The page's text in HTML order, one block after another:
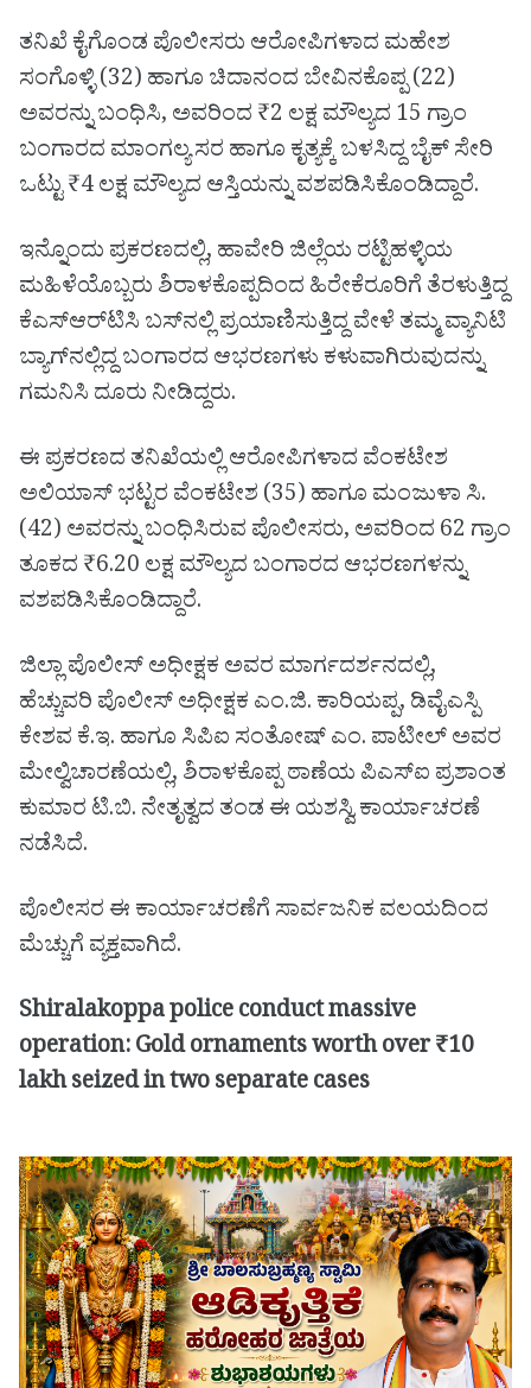
ತನಿಖೆ ಕೈಗೊಂಡ ಪೊಲೀಸರು ಆರೋಪಿಗಳಾದ ಮಹೇಶ
ಸಂಗೊಳ್ಳಿ (32) ಹಾಗೂ ಚಿದಾನಂದ ಬೇವಿನಕೊಪ್ಪ (22)
ಅವರನ್ನು ಬಂಧಿಸಿ, ಅವರಿಂದ ₹2 ಲಕ್ಷ ಮೌಲ್ಯದ 15 ಗ್ರಾಂ
ಬಂಗಾರದ ಮಾಂಗಲ್ಯ ಸರ ಹಾಗೂ ಕೃತ್ಯಕ್ಕೆ ಬಳಸಿದ್ದ ಬೈಕ್ ಸೇರಿ
ಒಟ್ಟು ₹4 ಲಕ್ಷ ಮೌಲ್ಯದ ಆಸ್ತಿಯನ್ನು ವಶಪಡಿಸಿಕೊಂಡಿದ್ದಾರೆ.
ಇನ್ನೊಂದು ಪ್ರಕರಣದಲ್ಲಿ, ಹಾವೇರಿ ಜಿಲ್ಲೆಯ ರಟ್ಟಿಹಳ್ಳಿಯ
ಮಹಿಳೆಯೊಬ್ಬರು ಶಿರಾಳಕೊಪ್ಪದಿಂದ ಹಿರೇಕೆರೂರಿಗೆ ತೆರಳುತ್ತಿದ್ದ
ಕೆಎಸ್‌ಆರ್‌ಟಿಸಿ ಬಸ್‌ನಲ್ಲಿ ಪ್ರಯಾಣಿಸುತ್ತಿದ್ದ ವೇಳೆ ತಮ್ಮ ವ್ಯಾನಿಟಿ
ಬ್ಯಾಗ್‌ನಲ್ಲಿದ್ದ ಬಂಗಾರದ ಆಭರಣಗಳು ಕಳುವಾಗಿರುವುದನ್ನು
ಗಮನಿಸಿ ದೂರು ನೀಡಿದ್ದರು.
ಈ ಪ್ರಕರಣದ ತನಿಖೆಯಲ್ಲಿ ಆರೋಪಿಗಳಾದ ವೆಂಕಟೇಶ
ಅಲಿಯಾಸ್ ಭಟ್ಟರ ವೆಂಕಟೇಶ (35) ಹಾಗೂ ಮಂಜುಳಾ ಸಿ.
(42) ಅವರನ್ನು ಬಂಧಿಸಿರುವ ಪೊಲೀಸರು, ಅವರಿಂದ 62 ಗ್ರಾಂ
ತೂಕದ ₹6.20 ಲಕ್ಷ ಮೌಲ್ಯದ ಬಂಗಾರದ ಆಭರಣಗಳನ್ನು
ವಶಪಡಿಸಿಕೊಂಡಿದ್ದಾರೆ.
ಜಿಲ್ಲಾ ಪೊಲೀಸ್ ಅಧೀಕ್ಷಕ ಅವರ ಮಾರ್ಗದರ್ಶನದಲ್ಲಿ,
ಹೆಚ್ಚುವರಿ ಪೊಲೀಸ್ ಅಧೀಕ್ಷಕ ಎಂ.ಜಿ. ಕಾರಿಯಪ್ಪ, ಡಿವೈಎಸ್ಪಿ
ಕೇಶವ ಕೆ.ಇ. ಹಾಗೂ ಸಿಪಿಐ ಸಂತೋಷ್ ಎಂ. ಪಾಟೀಲ್ ಅವರ
ಮೇಲ್ವಿಚಾರಣೆಯಲ್ಲಿ, ಶಿರಾಳಕೊಪ್ಪ ಠಾಣೆಯ ಪಿಎಸ್‌ಐ ಪ್ರಶಾಂತ
ಕುಮಾರ ಟಿ.ಬಿ. ನೇತೃತ್ವದ ತಂಡ ಈ ಯಶಸ್ವಿ ಕಾರ್ಯಾಚರಣೆ
ನಡೆಸಿದೆ.
ಪೊಲೀಸರ ಈ ಕಾರ್ಯಾಚರಣೆಗೆ ಸಾರ್ವಜನಿಕ ವಲಯದಿಂದ
ಮೆಚ್ಚುಗೆ ವ್ಯಕ್ತವಾಗಿದೆ.
Shiralakoppa police conduct massive
operation: Gold ornaments worth over ₹10
lakh seized in two separate cases